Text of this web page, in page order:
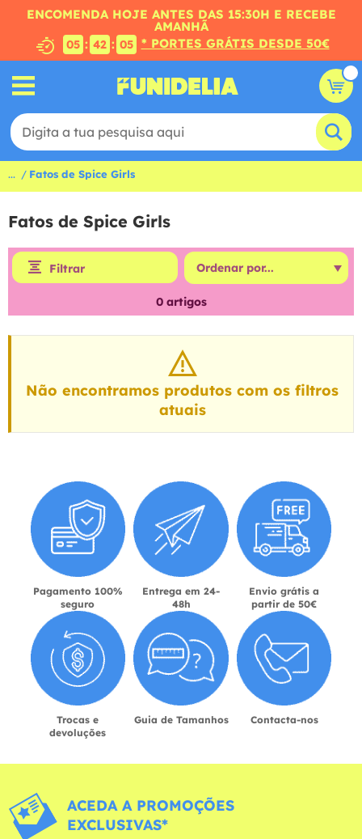
ENCOMENDA HOJE ANTES DAS 15:30H E RECEBE
AMANHÃ
05 : 42 : 05 * PORTES GRÁTIS DESDE 50€
... Fatos de Spice Girls
Fatos de Spice Girls
Filtrar
0artigos
Não encontramos produtos com os filtros
atuais
Pagamento 100%
seguro
Entrega em 24-
48h
Envio grátis a
partir de 50€
Trocas e
devoluções
Guia de Tamanhos Contacta-nos
ACEDA A PROMOÇÕES
EXCLUSIVAS*